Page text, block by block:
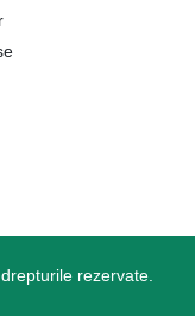
rezervate.